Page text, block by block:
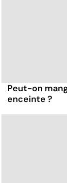
Peut-on
enceinte ?